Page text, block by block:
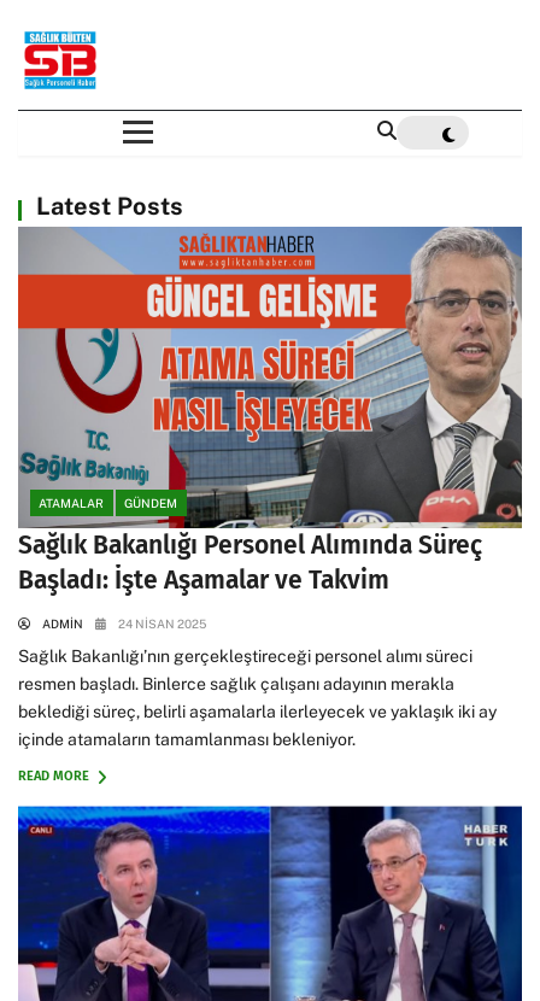
Latest Posts
ATAMALAR GÜNDEM
Sağlık Bakanlığı Personel Alımında Süreç
Başladı: İşte Aşamalar ve Takvim
ADMIN 24 NISAN 2025
Sağlık Bakanlığı’nın gerçekleştireceği personel alımı süreci
resmen başladı. Binlerce sağlık çalışanı adayının merakla
beklediği süreç, belirli aşamalarla ilerleyecek ve yaklaşık iki ay
içinde atamaların tamamlanması bekleniyor.
READ MORE